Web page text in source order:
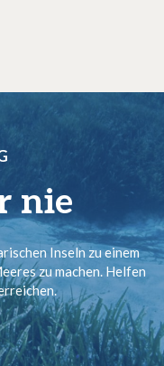
nie
Inseln zu einem
zu machen. Helfen